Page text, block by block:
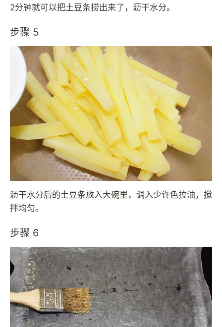
2分钟就可以把土豆条捞出来了，沥干水分。
步骤 5
沥干水分后的土豆条放入大碗里，调入少许色拉油，搅
拌均匀。
步骤 6